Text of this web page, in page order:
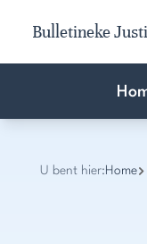
Bulletineke
U bent hier: Home